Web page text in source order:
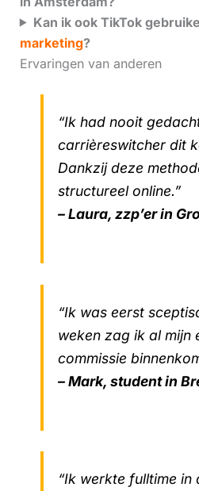
Kan ik ook TikTok
marketing?
Ervaringen van anderen
“Ik had nooit
carrièreswitcher dit
Dankzij deze
structureel online.”
– Laura, zzp’er in
“Ik was eerst
weken zag ik al mijn
commissie
– Mark, student in
“Ik werkte fulltime in